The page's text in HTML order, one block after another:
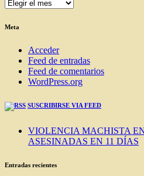
ENTRADAS
BLOG
Meta
Acceder
Feed de entradas
Feed de comentarios
WordPress.org
SUSCRIBIRSE VIA FEED
VIOLENCIA MACHISTA
ASESINADAS EN 11 DÍAS
Entradas recientes